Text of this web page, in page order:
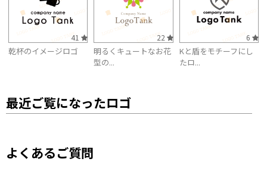
41
乾杯のイメージロゴ
22
明るくキュートなお花
型の...
6
Kと盾をモチーフにし
たロ...
最近ご覧になったロゴ
よくあるご質問